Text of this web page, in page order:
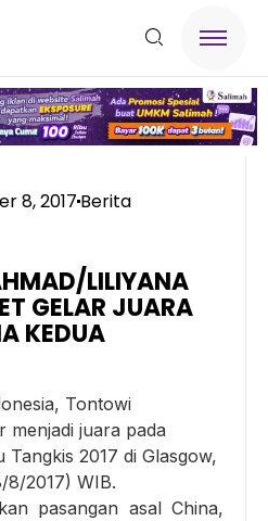
8, 2017 Berita
LILIYANA
GELAR JUARA
KEDUA
Tontowi
menjadi juara pada
Tangkis 2017 di Glasgow,
8/2017) WIB.
pasangan asal China,